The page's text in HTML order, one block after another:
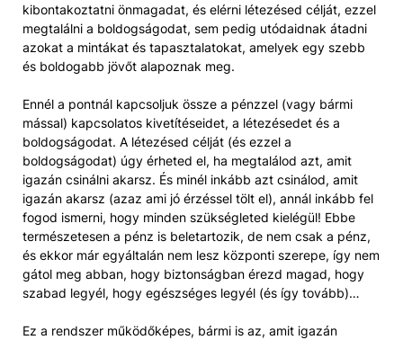
kibontakoztatni önmagadat, és elérni létezésed célját, ezzel
megtalálni a boldogságodat, sem pedig utódaidnak átadni
azokat a mintákat és tapasztalatokat, amelyek egy szebb
és boldogabb jövőt alapoznak meg.
Ennél a pontnál kapcsoljuk össze a pénzzel (vagy bármi
mással) kapcsolatos kivetítéseidet, a létezésedet és a
boldogságodat. A létezésed célját (és ezzel a
boldogságodat) úgy érheted el, ha megtalálod azt, amit
igazán csinálni akarsz. És minél inkább azt csinálod, amit
igazán akarsz (azaz ami jó érzéssel tölt el), annál inkább fel
fogod ismerni, hogy minden szükségleted kielégül! Ebbe
természetesen a pénz is beletartozik, de nem csak a pénz,
és ekkor már egyáltalán nem lesz központi szerepe, így nem
gátol meg abban, hogy biztonságban érezd magad, hogy
szabad legyél, hogy egészséges legyél (és így tovább)…
Ez a rendszer működőképes, bármi is az, amit igazán